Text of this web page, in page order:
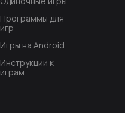
Программы для
игр
Игры на Android
Инструкции к
играм